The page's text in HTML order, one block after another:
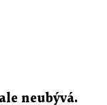
neubývá.